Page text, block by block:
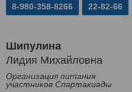
8-980-358-8266 22-82-66
Шипулина
Лидия Михайловна
Организация питания
участников Спартакиады